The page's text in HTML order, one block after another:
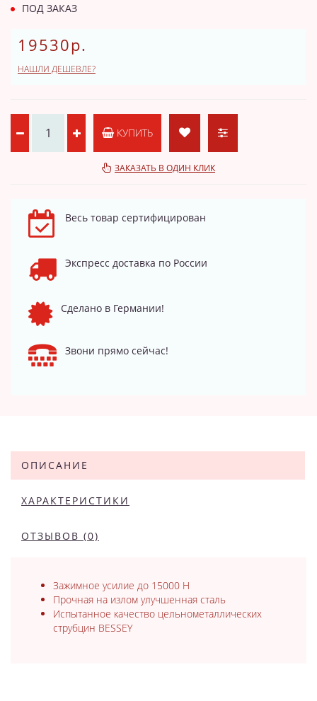
ПОД ЗАКАЗ
19530р.
НАШЛИ ДЕШЕВЛЕ?
КУПИТЬ
ЗАКАЗАТЬ В ОДИН КЛИК
Весь товар сертифицирован
Экспресс доставка по России
Сделано в Германии!
Звони прямо сейчас!
ОПИСАНИЕ
ХАРАКТЕРИСТИКИ
ОТЗЫВОВ (0)
Зажимное усилие до 15000 Н
Прочная на излом улучшенная сталь
Испытанное качество цельнометаллических
струбцин BESSEY